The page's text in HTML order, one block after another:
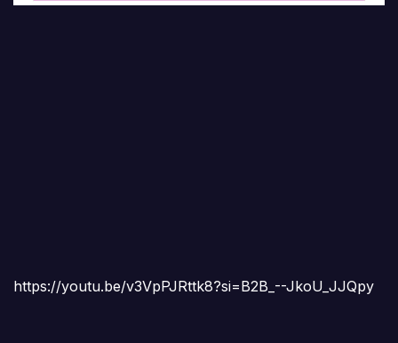
https://youtu.be/v3VpPJRttk8?si=B2B_--JkoU_JJQpy